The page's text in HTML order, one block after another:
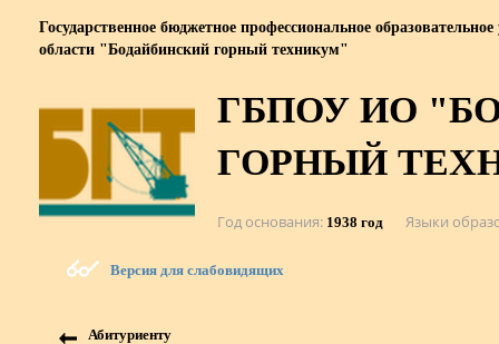
Государственное бюджетное профессиональное
области "Бодайбинский горный техникум"
ГБПОУ ИО
ГОРНЫЙ
Год основания 1938 год Языки
Версия для слабовидящих
Абитуриенту